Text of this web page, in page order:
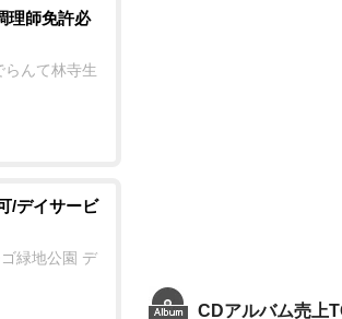
理師免許必
らんて林寺生
/デイサービ
緑地公園 デ
CDアルバム売上